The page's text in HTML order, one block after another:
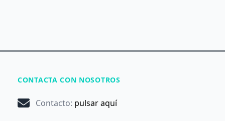
CONTACTA CON NOSOTROS
Contacto: pulsar aquí